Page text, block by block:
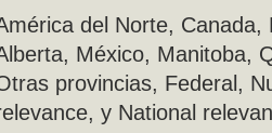
del Norte,
México, Manitoba,
provincias, Federal,
y National